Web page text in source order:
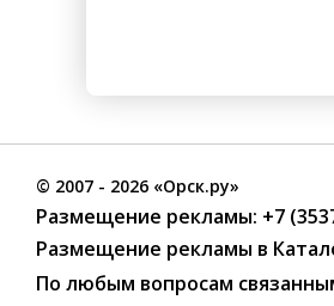
© 2007 - 2026 «Орск.ру»
Размещение рекламы: +7
Размещение рекламы в
По любым вопросам